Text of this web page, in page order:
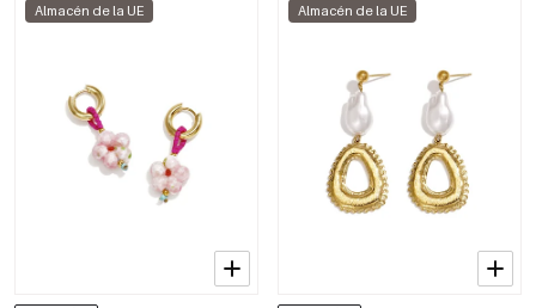
Almacén de la UE Almacén de la UE